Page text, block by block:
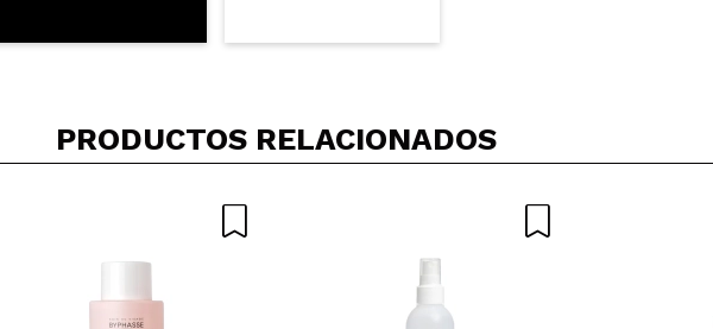
PRODUCTOS RELACIONADOS